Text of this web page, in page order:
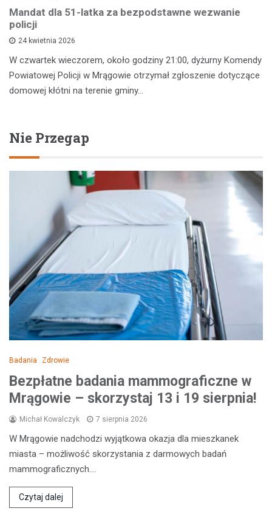
Mandat dla 51-latka za bezpodstawne wezwanie
policji
24 kwietnia 2026
W czwartek wieczorem, około godziny 21:00, dyżurny Komendy
Powiatowej Policji w Mrągowie otrzymał zgłoszenie dotyczące
domowej kłótni na terenie gminy…
Nie Przegap
Badania Zdrowie
Bezpłatne badania mammograficzne w
Mrągowie – skorzystaj 13 i 19 sierpnia!
Michał Kowalczyk 7 sierpnia 2026
W Mrągowie nadchodzi wyjątkowa okazja dla mieszkanek
miasta – możliwość skorzystania z darmowych badań
mammograficznych.…
Czytaj dalej